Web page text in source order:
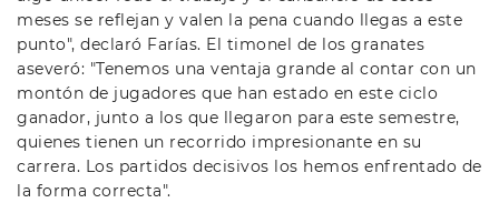
meses se reflejan y valen la pena cuando llegas a este
punto", declaró Farías. El timonel de los granates
aseveró: "Tenemos una ventaja grande al contar con un
montón de jugadores que han estado en este ciclo
ganador, junto a los que llegaron para este semestre,
quienes tienen un recorrido impresionante en su
carrera. Los partidos decisivos los hemos enfrentado de
la forma correcta".